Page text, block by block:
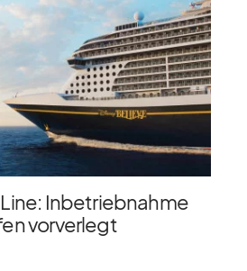
Inbetriebnahme
vorverlegt